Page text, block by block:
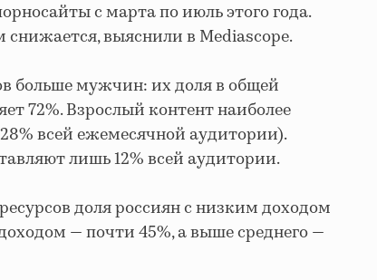
с марта по июль этого года.
выяснили в Mediascope.
больше мужчин: их доля в общей
72%. Взрослый контент наиболее
всей ежемесячной аудитории).
лишь 12% всей аудитории.
доля россиян с низким доходом
— почти 45%, а выше среднего —